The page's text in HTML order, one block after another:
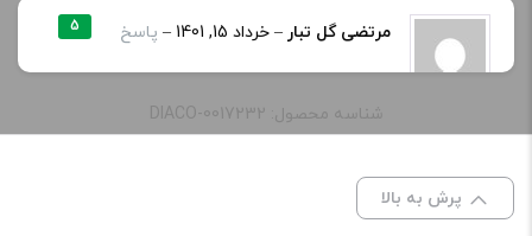
نیکوتین:
ظرفیت: 60 میلی‌ لیتر
5 مرتضی گل تبار – خرداد 15, 1401 – پاسخ
شناسه محصول: DIACO-0017232
پرش به بالا